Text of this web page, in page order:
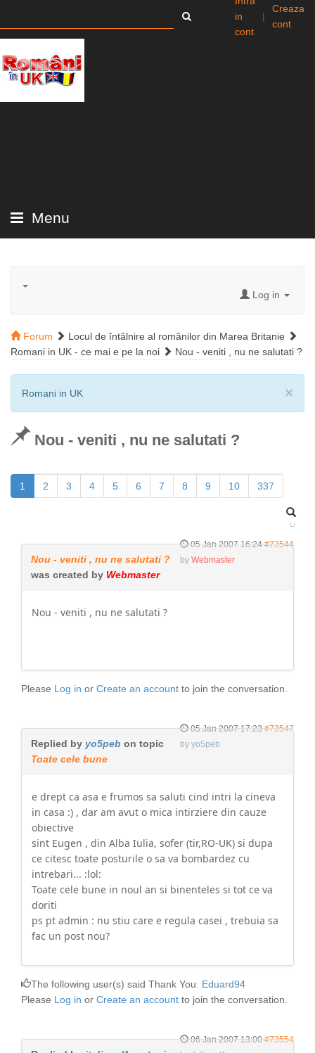
in
cont
|
Creaza
cont
Menu
Log in
Forum
Locul de întâlnire al românilor din Marea Britanie
Romani in UK - ce mai e pe la noi
Nou - veniti , nu ne salutati ?
×
Romani in UK
Nou - veniti , nu ne salutati ?
1 2 3 4 5 6 7 8 9 10 337
05 Jan 2007 16:24 #73544
by Webmaster
Nou - veniti , nu ne salutati ?
was created by Webmaster
Nou - veniti , nu ne salutati ?
Please Log in or Create an account to join the conversation.
05 Jan 2007 17:23 #73547
by yo5peb
Replied by yo5peb on topic
Toate cele bune
e drept ca asa e frumos sa saluti cind intri la cineva
in casa :) , dar am avut o mica intirziere din cauze
obiective
sint Eugen , din Alba Iulia, sofer (tir,RO-UK) si dupa
ce citesc toate posturile o sa va bombardez cu
intrebari... :lol:
Toate cele bune in noul an si binenteles si tot ce va
doriti
ps pt admin : nu stiu care e regula casei , trebuia sa
fac un post nou?
The following user(s) said Thank You: Eduard94
Please Log in or Create an account to join the conversation.
06 Jan 2007 13:00 #73554